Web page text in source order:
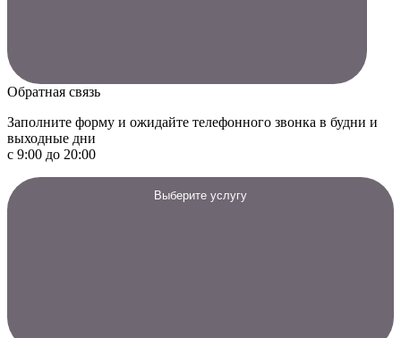
Обратная связь
Заполните форму и ожидайте телефонного звонка в будни и
выходные дни
с 9:00 до 20:00
Выберите услугу